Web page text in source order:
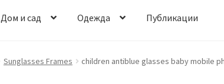
Дом и сад Одежда Публикации
Sunglasses Frames
children antiblue glasses baby mobile